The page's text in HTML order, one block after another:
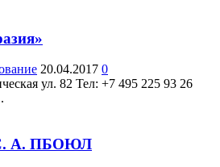
20.04.2017 0
ул. 82 Teл: +7 495 225 93 26
А. ПБОЮЛ